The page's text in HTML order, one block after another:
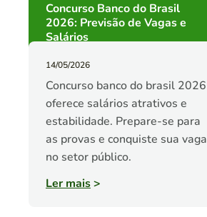
Concurso Banco do Brasil
2026: Previsão de Vagas e
Salários
14/05/2026
Concurso banco do brasil 2026
oferece salários atrativos e
estabilidade. Prepare-se para
as provas e conquiste sua vaga
no setor público.
Ler mais>